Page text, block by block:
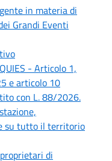
in materia di
Grandi Eventi
- Articolo 1,
e articolo 10
con L. 88/2026.
su tutto il territorio
di